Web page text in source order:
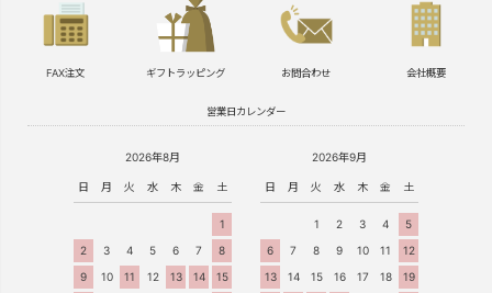
FAX注文 ギフトラッピング お問合わせ 会社概要
営業日カレンダー
2026年8月
日 月 火 水 木 金 土
1
2
3 4 5 6 7
8
9
10 11 12 13 14
15
2026年9月
日 月 火 水 木 金 土
1 2 3 4
5
6
7 8 9 10 11
12
13
14 15 16 17 18
19